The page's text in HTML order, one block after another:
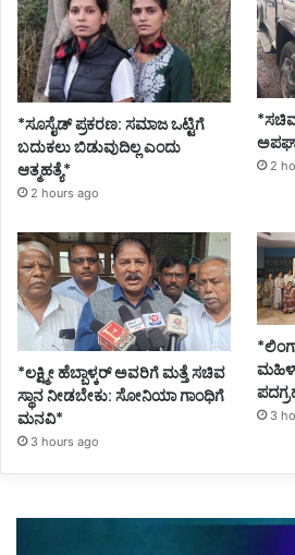
*ಸೂಸೈಡ್ ಪ್ರಕರಣ: ಸಮಾಜ ಒಟ್ಟಿಗೆ
ಬದುಕಲು ಬಿಡುವುದಿಲ್ಲ ಎಂದು
ಆತ್ಮಹತ್ಯೆ*
2 hours ago
2
*ಲಕ್ಷ್ಮೀ ಹೆಬ್ಬಾಳ್ಕರ್ ಅವರಿಗೆ ಮತ್ತೆ ಸಚಿವ
ಸ್ಥಾನ ನೀಡಬೇಕು: ಸೋನಿಯಾ ಗಾಂಧಿಗೆ
ಮನವಿ*
3 hours ago
3